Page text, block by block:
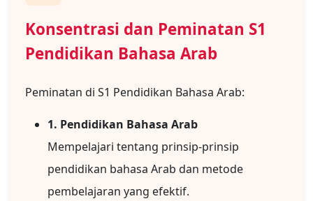
Konsentrasi dan Peminatan S1
Pendidikan Bahasa Arab
Peminatan di S1 Pendidikan Bahasa Arab:
1. Pendidikan Bahasa Arab
Mempelajari tentang prinsip-prinsip
pendidikan bahasa Arab dan metode
pembelajaran yang efektif.